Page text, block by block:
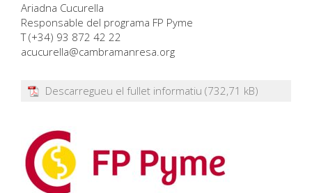
Ariadna Cucurella
Responsable del programa FP Pyme
T (+34) 93 872 42 22
acucurella@cambramanresa.org
Descarregueu el fullet informatiu